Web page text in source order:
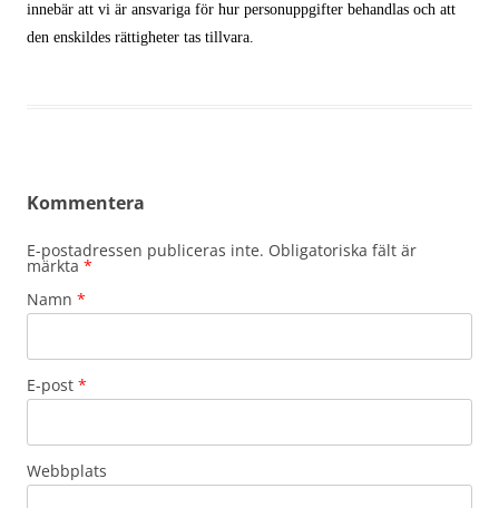
innebär att vi är ansvariga för hur personuppgifter behandlas och att
den enskildes rättigheter tas tillvara.
Kommentera
E-postadressen publiceras inte. Obligatoriska fält är
märkta *
Namn *
E-post *
Webbplats